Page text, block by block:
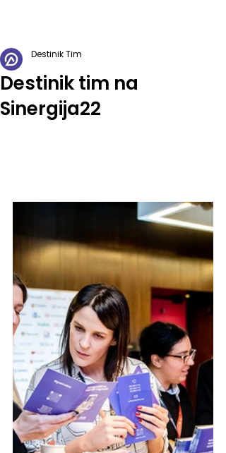
Destinik tim na
Sinergija22
Destinik Tim